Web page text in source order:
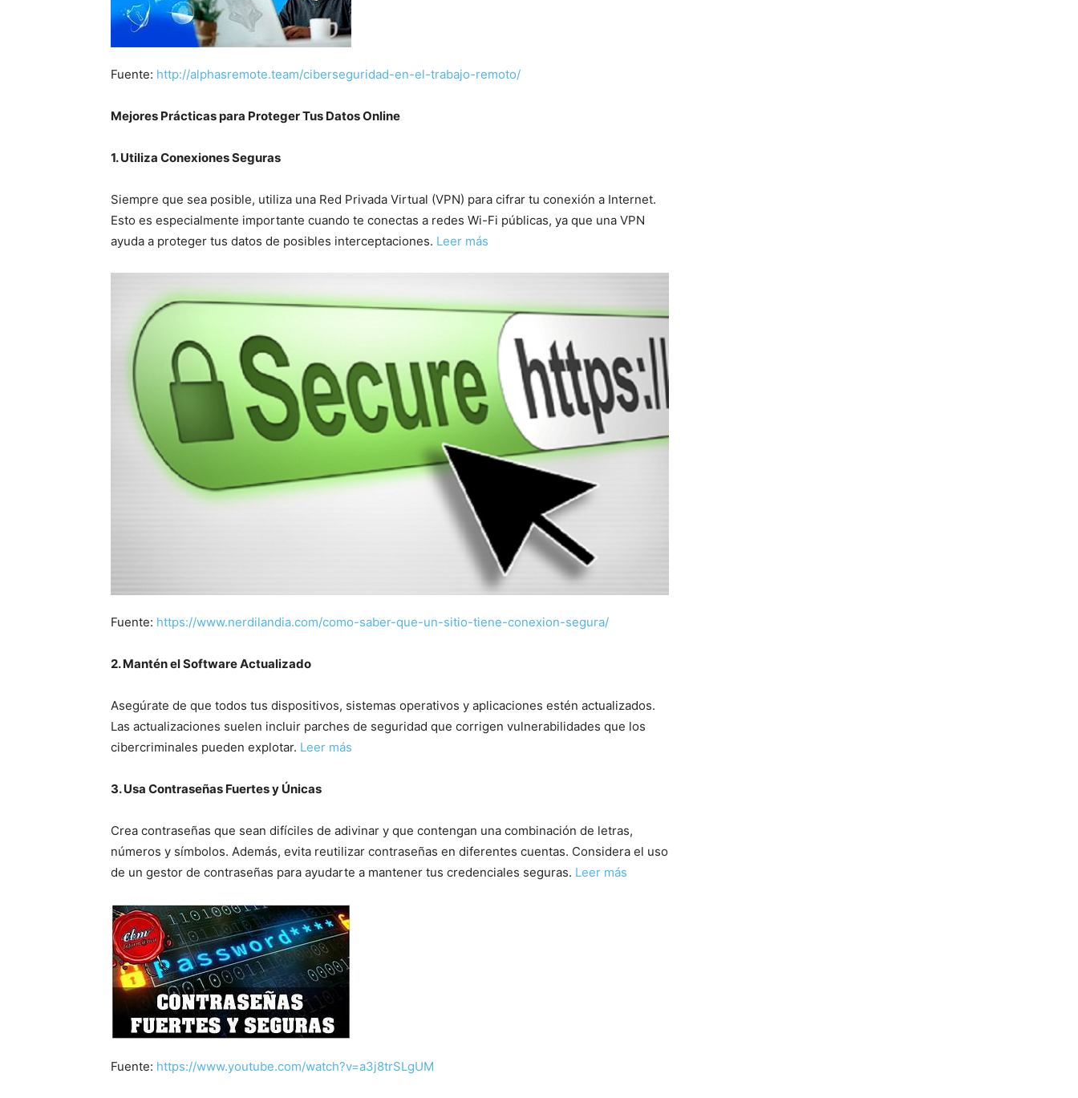
Fuente: http://alphasremote.team/ciberseguridad-en-el-trabajo-remoto/
Mejores Prácticas para Proteger Tus Datos Online
1. Utiliza Conexiones Seguras
Siempre que sea posible, utiliza una Red Privada Virtual (VPN) para cifrar tu conexión a Internet.
Esto es especialmente importante cuando te conectas a redes Wi-Fi públicas, ya que una VPN
ayuda a proteger tus datos de posibles interceptaciones. Leer más
Fuente: https://www.nerdilandia.com/como-saber-que-un-sitio-tiene-conexion-segura/
2. Mantén el Software Actualizado
Asegúrate de que todos tus dispositivos, sistemas operativos y aplicaciones estén actualizados.
Las actualizaciones suelen incluir parches de seguridad que corrigen vulnerabilidades que los
cibercriminales pueden explotar. Leer más
3. Usa Contraseñas Fuertes y Únicas
Crea contraseñas que sean difíciles de adivinar y que contengan una combinación de letras,
números y símbolos. Además, evita reutilizar contraseñas en diferentes cuentas. Considera el uso
de un gestor de contraseñas para ayudarte a mantener tus credenciales seguras. Leer más
Fuente: https://www.youtube.com/watch?v=a3j8trSLgUM